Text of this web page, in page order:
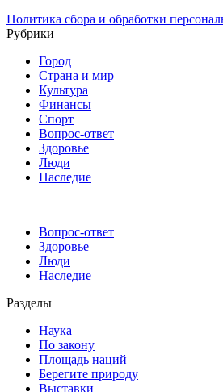
Политика сбора и обработки
Рубрики
Город
Страна и мир
Культура
Финансы
Спорт
Вопрос-ответ
Здоровье
Люди
Наследие
Вопрос-ответ
Здоровье
Люди
Наследие
Разделы
Наука
По закону
Площадь наций
Берегите природу
Выставки